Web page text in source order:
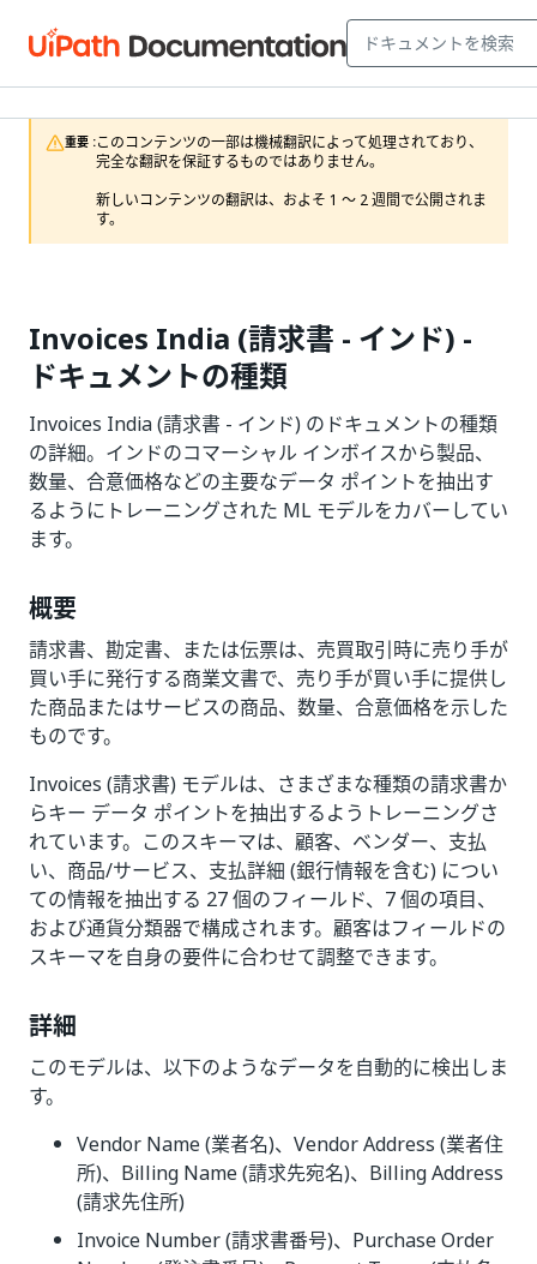
重要 :このコンテンツの一部は機械翻訳によって処理されており、
完全な翻訳を保証するものではありません。
新しいコンテンツの翻訳は、およそ 1 ～ 2 週間で公開されま
す。
Invoices India (請求書 - インド) -
ドキュメントの種類
Invoices India (請求書 - インド) のドキュメントの種類
の詳細。インドのコマーシャル インボイスから製品、
数量、合意価格などの主要なデータ ポイントを抽出す
るようにトレーニングされた ML モデルをカバーしてい
ます。
概要
請求書、勘定書、または伝票は、売買取引時に売り手が
買い手に発行する商業文書で、売り手が買い手に提供し
た商品またはサービスの商品、数量、合意価格を示した
ものです。
Invoices (請求書) モデルは、さまざまな種類の請求書か
らキー データ ポイントを抽出するようトレーニングさ
れています。このスキーマは、顧客、ベンダー、支払
い、商品/サービス、支払詳細 (銀行情報を含む) につい
ての情報を抽出する 27 個のフィールド、7 個の項目、
および通貨分類器で構成されます。顧客はフィールドの
スキーマを自身の要件に合わせて調整できます。
詳細
このモデルは、以下のようなデータを自動的に検出しま
す。
Vendor Name (業者名)、Vendor Address (業者住
所)、Billing Name (請求先宛名)、Billing Address
(請求先住所)
Invoice Number (請求書番号)、Purchase Order